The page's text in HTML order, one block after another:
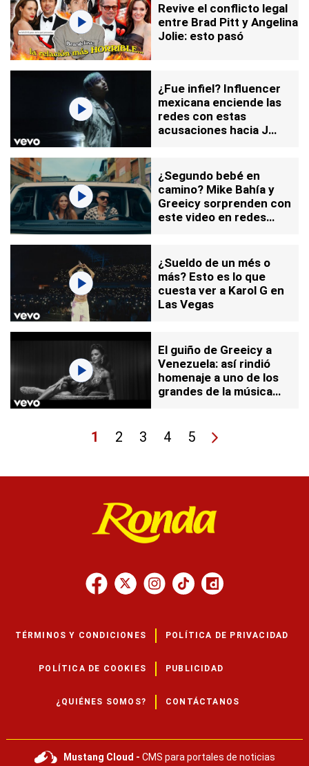
Revive el conflicto legal
entre Brad Pitt y Angelina
Jolie: esto pasó
¿Fue infiel? Influencer
mexicana enciende las
redes con estas
acusaciones hacia J
¿Segundo bebé en
camino? Mike Bahía y
Greeicy sorprenden con
este video en redes
¿Sueldo de un més o
más? Esto es lo que
cuesta ver a Karol G en
Las Vegas
El guiño de Greeicy a
Venezuela: así rindió
homenaje a uno de los
grandes de la música
1 2 3 4 5
TÉRMINOS Y CONDICIONES POLÍTICA DE PRIVACIDAD
POLÍTICA DE COOKIES PUBLICIDAD
¿QUIÉNES SOMOS? CONTÁCTANOS
Mustang Cloud - CMS para portales de noticias